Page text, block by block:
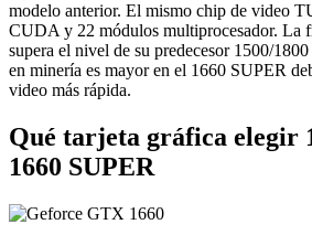
modelo anterior. El mismo chip de video
CUDA y 22 módulos multiprocesador. La
supera el nivel de su predecesor 1500/
en minería es mayor en el 1660 SUPER
video más rápida.
Qué tarjeta gráfica elegir
1660 SUPER